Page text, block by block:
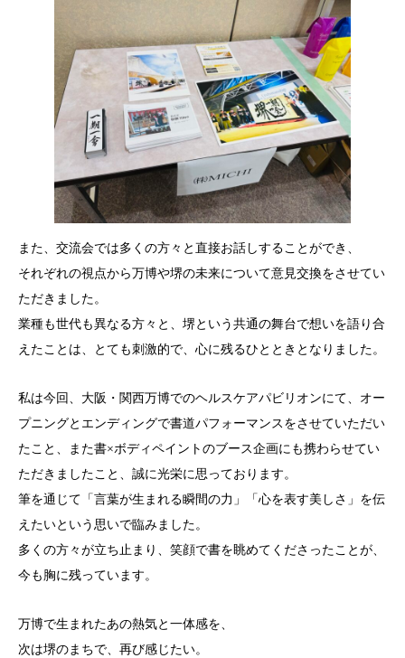
また、交流会では多くの方々と直接お話しすることができ、
それぞれの視点から万博や堺の未来について意見交換をさせてい
ただきました。
業種も世代も異なる方々と、堺という共通の舞台で想いを語り合
えたことは、とても刺激的で、心に残るひとときとなりました。
私は今回、大阪・関西万博でのヘルスケアパビリオンにて、オー
プニングとエンディングで書道パフォーマンスをさせていただい
たこと、また書×ボディペイントのブース企画にも携わらせてい
ただきましたこと、誠に光栄に思っております。
筆を通じて「言葉が生まれる瞬間の力」「心を表す美しさ」を伝
えたいという思いで臨みました。
多くの方々が立ち止まり、笑顔で書を眺めてくださったことが、
今も胸に残っています。
万博で生まれたあの熱気と一体感を、
次は堺のまちで、再び感じたい。